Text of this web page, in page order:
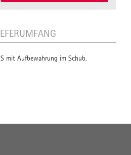
mit Aufbewahrung im Schub.